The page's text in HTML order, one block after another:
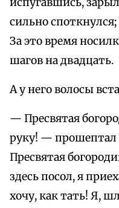
сильно
За это время
шагов на двадцать.
А у него волосы
— Пресвятая
руку! — прошептал
Пресвятая
здесь посол, я
хочу, как тать! Я,